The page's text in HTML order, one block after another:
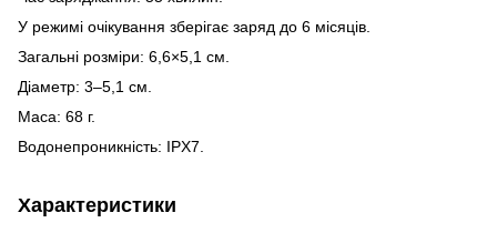
У режимі очікування зберігає заряд до 6 місяців.
Загальні розміри: 6,6×5,1 см.
Діаметр: 3–5,1 см.
Маса: 68 г.
Водонепроникність: IPX7.
Характеристики